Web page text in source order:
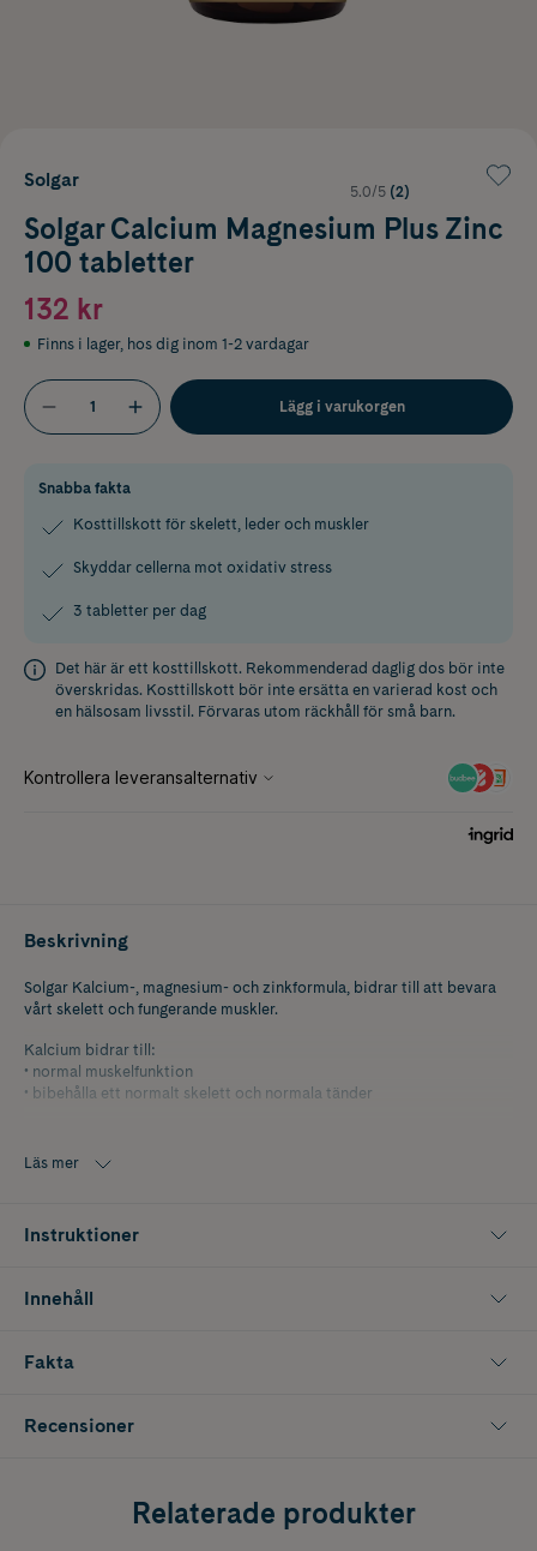
Solgar
5.0/5 (2)
Solgar Calcium Magnesium Plus Zinc
100 tabletter
132 kr
Finns i lager, hos dig inom 1-2 vardagar
Lägg i varukorgen
Snabba fakta
Kosttillskott för skelett, leder och muskler
Skyddar cellerna mot oxidativ stress
3 tabletter per dag
Det här är ett kosttillskott. Rekommenderad daglig dos bör inte
överskridas. Kosttillskott bör inte ersätta en varierad kost och
en hälsosam livsstil. Förvaras utom räckhåll för små barn.
Beskrivning
Solgar Kalcium-, magnesium- och zinkformula, bidrar till att bevara
vårt skelett och fungerande muskler.
Kalcium bidrar till:
• normal muskelfunktion
• bibehålla ett normalt skelett och normala tänder
• normal muskelfunktion
Läs mer
Instruktioner
Innehåll
Fakta
Recensioner
Relaterade produkter